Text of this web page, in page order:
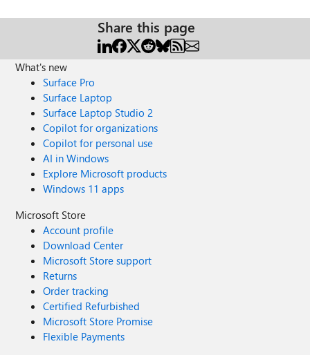
Share this page
What's new
Surface Pro
Surface Laptop
Surface Laptop Studio 2
Copilot for organizations
Copilot for personal use
AI in Windows
Explore Microsoft products
Windows 11 apps
Microsoft Store
Account profile
Download Center
Microsoft Store support
Returns
Order tracking
Certified Refurbished
Microsoft Store Promise
Flexible Payments